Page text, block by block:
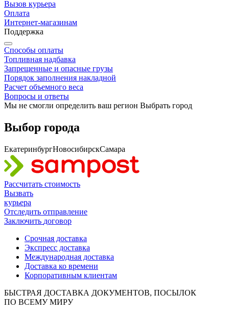
Вызов курьера
Оплата
Интернет-магазинам
Поддержка
Способы оплаты
Топливная надбавка
Запрещенные и опасные грузы
Порядок заполнения накладной
Расчет объемного веса
Вопросы и ответы
Мы не смогли определить ваш регион Выбрать город
Выбор города
ЕкатеринбургНовосибирскСамара
Рассчитать стоимость
Вызвать
курьера
Отследить отправление
Заключить договор
Срочная доставка
Экспресс доставка
Международная доставка
Доставка ко времени
Корпоративным клиентам
БЫСТРАЯ ДОСТАВКА ДОКУМЕНТОВ, ПОСЫЛОК
ПО ВСЕМУ МИРУ